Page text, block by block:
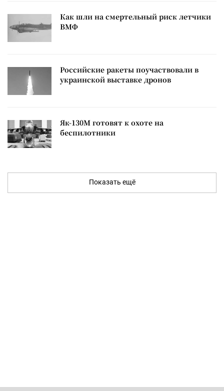
Как шли на смертельный риск летчики
ВМФ
Российские ракеты поучаствовали в
украинской выставке дронов
Як-130М готовят к охоте на
беспилотники
Показать ещё